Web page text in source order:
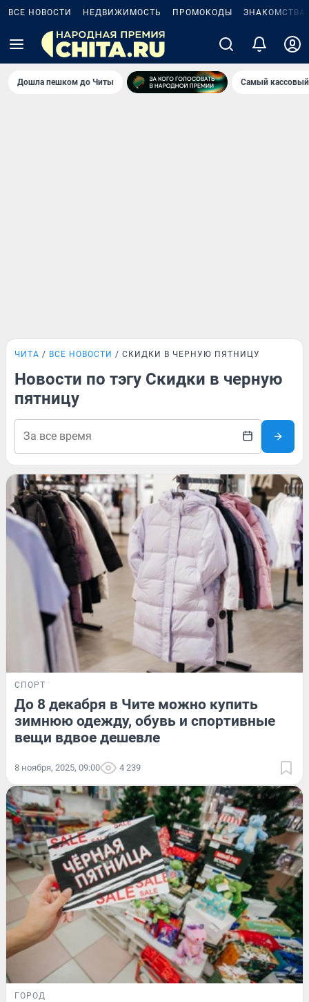
ВСЕ НОВОСТИ НЕДВИЖИМОСТЬ ПРОМОКОДЫ ЗНАКОМСТВА
Дошла пешком до Читы Самый
ЧИТА ВСЕ НОВОСТИ СКИДКИ В ЧЕРНУЮ ПЯТНИЦУ
Новости по тэгу Скидки в черную
пятницу
СПОРТ
До 8 декабря в Чите можно купить
зимнюю одежду, обувь и спортивные
вещи вдвое дешевле
8 ноября, 2025, 09:00 4 239
ГОРОД